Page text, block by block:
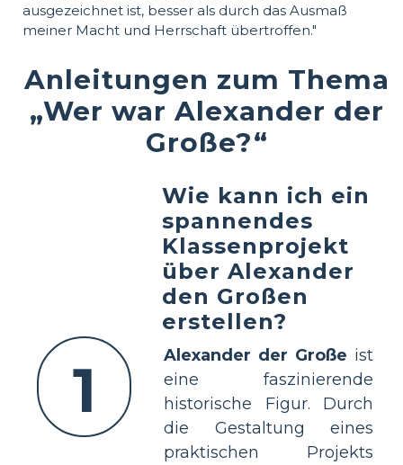
ausgezeichnet ist, besser als durch das Ausmaß
meiner Macht und Herrschaft übertroffen."
Anleitungen zum Thema
„Wer war Alexander der
Große?“
1
Wie kann ich ein
spannendes
Klassenprojekt
über Alexander
den Großen
erstellen?
Alexander der Große ist
eine faszinierende
historische Figur. Durch
die Gestaltung eines
praktischen Projekts